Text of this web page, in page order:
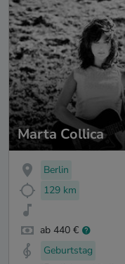
Marta Collica
Berlin
129 km
ab 440 €
Geburtstag